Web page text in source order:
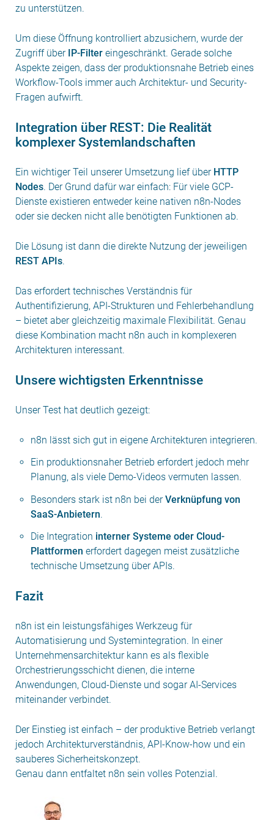
zu unterstützen.
Um diese Öffnung kontrolliert abzusichern, wurde der
Zugriff über IP-Filter eingeschränkt. Gerade solche
Aspekte zeigen, dass der produktionsnahe Betrieb eines
Workflow-Tools immer auch Architektur- und Security-
Fragen aufwirft.
Integration über REST: Die Realität
komplexer Systemlandschaften
Ein wichtiger Teil unserer Umsetzung lief über HTTP
Nodes. Der Grund dafür war einfach: Für viele GCP-
Dienste existieren entweder keine nativen n8n-Nodes
oder sie decken nicht alle benötigten Funktionen ab.
Die Lösung ist dann die direkte Nutzung der jeweiligen
REST APIs.
Das erfordert technisches Verständnis für
Authentifizierung, API-Strukturen und Fehlerbehandlung
– bietet aber gleichzeitig maximale Flexibilität. Genau
diese Kombination macht n8n auch in komplexeren
Architekturen interessant.
Unsere wichtigsten Erkenntnisse
Unser Test hat deutlich gezeigt:
n8n lässt sich gut in eigene Architekturen integrieren.
Ein produktionsnaher Betrieb erfordert jedoch mehr
Planung, als viele Demo-Videos vermuten lassen.
Besonders stark ist n8n bei derVerknüpfung von
SaaS-Anbietern.
Die Integration interner Systeme oder Cloud-
Plattformen erfordert dagegen meist zusätzliche
technische Umsetzung über APIs.
Fazit
n8n ist ein leistungsfähiges Werkzeug für
Automatisierung und Systemintegration. In einer
Unternehmensarchitektur kann es als flexible
Orchestrierungsschicht dienen, die interne
Anwendungen, Cloud-Dienste und sogar AI-Services
miteinander verbindet.
Der Einstieg ist einfach – der produktive Betrieb verlangt
jedoch Architekturverständnis, API-Know-how und ein
sauberes Sicherheitskonzept.
Genau dann entfaltet n8n sein volles Potenzial.